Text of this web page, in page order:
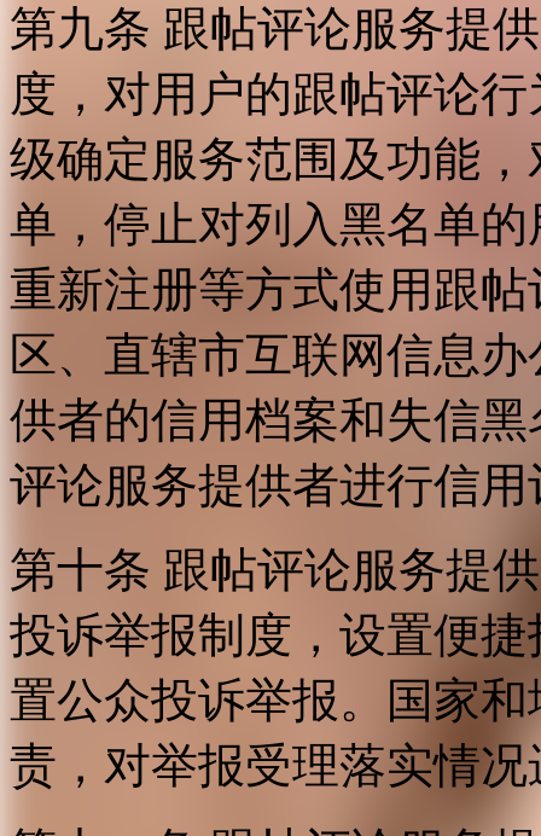
第九条 跟帖评论服务提
度，对用户的跟帖评论
级确定服务范围及功能
单，停止对列入黑名单
重新注册等方式使用跟
区、直辖市互联网信息
供者的信用档案和失信
评论服务提供者进行信用
第十条 跟帖评论服务提
投诉举报制度，设置便
置公众投诉举报。国家
责，对举报受理落实情